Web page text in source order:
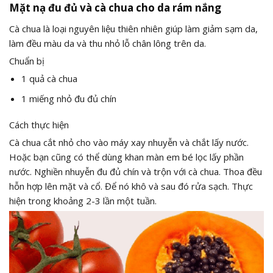
Mặt nạ đu đủ và cà chua cho da rám nắng
Cà chua là loại nguyên liệu thiên nhiên giúp làm giảm sạm da,
làm đều màu da và thu nhỏ lỗ chân lông trên da.
Chuẩn bị
1 quả cà chua
1 miếng nhỏ đu đủ chín
Cách thực hiện
Cà chua cắt nhỏ cho vào máy xay nhuyễn và chắt lấy nước.
Hoặc bạn cũng có thể dùng khan màn em bé lọc lấy phần
nước. Nghiền nhuyễn đu đủ chín và trộn với cà chua. Thoa đều
hỗn hợp lên mặt và cổ. Để nó khô và sau đó rửa sạch. Thực
hiện trong khoảng 2-3 lần một tuần.